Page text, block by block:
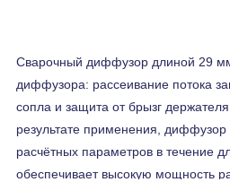
Сварочный диффузор длиной 29
диффузора: рассеивание потока
сопла и защита от брызг
результате применения, диффузор
расчётных параметров в течение
обеспечивает высокую мощность